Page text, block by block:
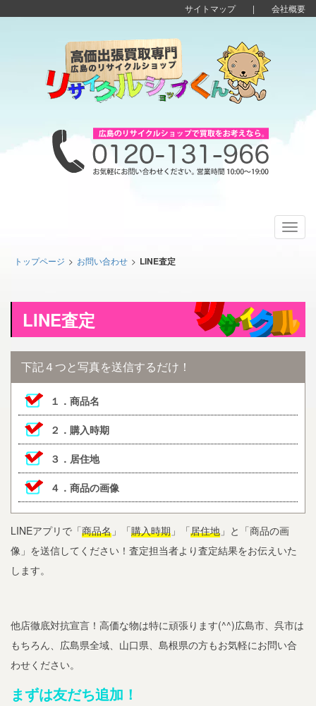
サイトマップ| 会社概要
トップページ > お問い合わせ > LINE査定
LINE査定
下記４つと写真を送信するだけ！
１．商品名
２．購入時期
３．居住地
４．商品の画像
LINEアプリで「商品名 」「購入時期 」「居住地 」と「商品の画
像」を送信してください！査定担当者より査定結果をお伝えいた
します。
他店徹底対抗宣言！高価な物は特に頑張ります(^^)広島市、呉市は
もちろん、広島県全域、山口県、島根県の方もお気軽にお問い合
わせください。
まずは友だち追加！